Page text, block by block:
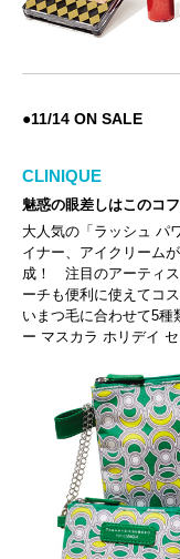
●11/14 ON SALE
CLINIQUE
魅惑の眼差しはこのコ
大人気の「ラッシュ パ
イナー、アイクリーム
成！ 注目のアーティス
ーチも便利に使えてコ
いまつ毛に合わせて5種
ー マスカラ ホリデイ